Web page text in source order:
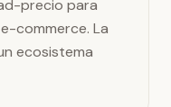
precio para
commerce. La
ecosistema